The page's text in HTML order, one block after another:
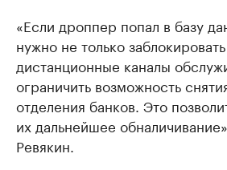
«Если дроппер попал в базу
нужно не только
дистанционные каналы
ограничить возможность
отделения банков. Это
их дальнейшее
Ревякин.